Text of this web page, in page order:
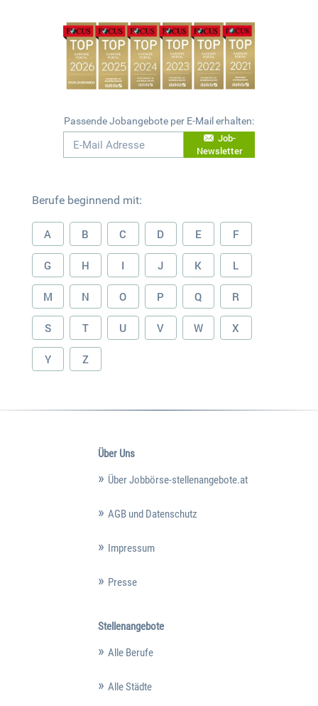
Passende Jobangebote per E-Mail erhalten:
Job-
Newsletter
Berufe beginnend mit:
A B C D E F
G H I J K L
M N O P Q R
S T U V W X
Y Z
Über Uns
Über Jobbörse-stellenangebote.at
AGB und Datenschutz
Impressum
Presse
Stellenangebote
Alle Berufe
Alle Städte